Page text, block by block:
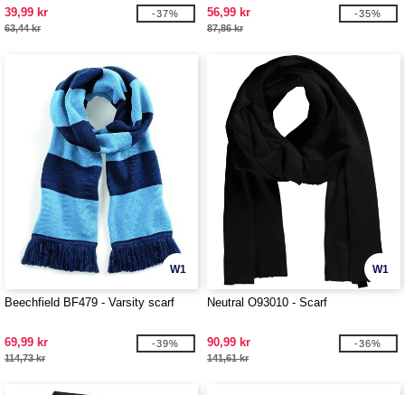
39,99 kr
63,44 kr
-37%
56,99 kr
87,86 kr
-35%
W1
Beechfield BF479 - Varsity scarf
69,99 kr
114,73 kr
-39%
W1
Neutral O93010 - Scarf
90,99 kr
141,61 kr
-36%